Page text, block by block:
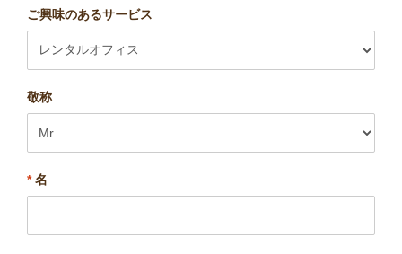
ご興味のあるサービス
敬称
*名